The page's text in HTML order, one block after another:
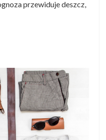
przewiduje deszcz,